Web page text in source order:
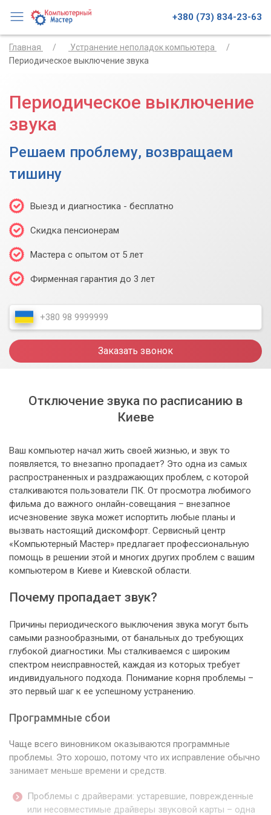
+380 (73) 834-23-63
Главная
Устранение неполадок компьютера
Периодическое выключение звука
Периодическое выключение
звука
Решаем проблему, возвращаем
тишину
Выезд и диагностика - бесплатно
Скидка пенсионерам
Мастера с опытом от 5 лет
Фирменная гарантия до 3 лет
Заказать звонок
Отключение звука по расписанию в
Киеве
Ваш компьютер начал жить своей жизнью, и звук то
появляется, то внезапно пропадает? Это одна из самых
распространенных и раздражающих проблем, с которой
сталкиваются пользователи ПК. От просмотра любимого
фильма до важного онлайн-совещания – внезапное
исчезновение звука может испортить любые планы и
вызвать настоящий дискомфорт. Сервисный центр
«Компьютерный Мастер» предлагает профессиональную
помощь в решении этой и многих других проблем с вашим
компьютером в Киеве и Киевской области.
Почему пропадает звук?
Причины периодического выключения звука могут быть
самыми разнообразными, от банальных до требующих
глубокой диагностики. Мы сталкиваемся с широким
спектром неисправностей, каждая из которых требует
индивидуального подхода. Понимание корня проблемы –
это первый шаг к ее успешному устранению.
Программные сбои
Чаще всего виновником оказываются программные
проблемы. Это хорошо, потому что их исправление обычно
занимает меньше времени и средств.
Проблемы с драйверами: устаревшие, поврежденные
или несовместимые драйверы звуковой карты – одна